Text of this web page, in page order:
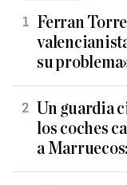
Ferran
su
Un guardia
los coches
a